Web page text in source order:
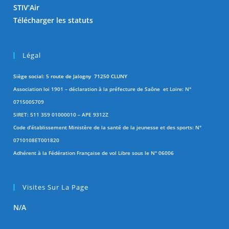
STIV’Air
Télécharger les statuts
Légal
Siège social: 5 route de Jalogny 71250 CLUNY
Association loi 1901 – déclaration à la préfecture de Saône et Loire: N°
0715005709
SIRET: 511 359 01000010 – APE 9312Z
Code d’établissement Ministère de la santé de la jeunesse et des sports: N°
0710108ET001820
Adhérent à la Fédération Française de vol Libre sous le N° 06006
Visites Sur La Page
N/A